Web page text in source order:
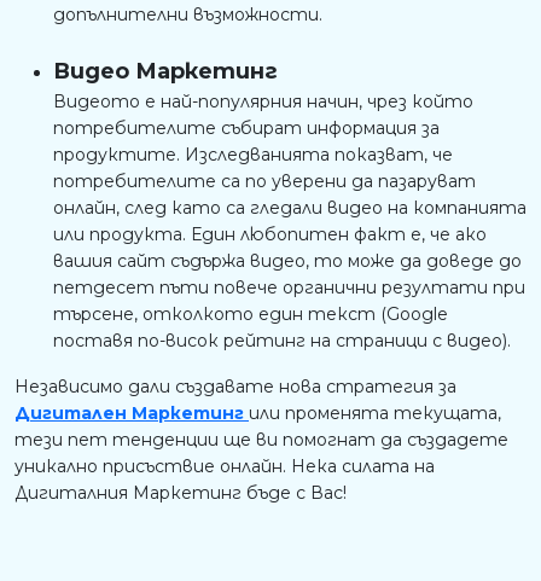
допълнителни възможности.
Видео Маркетинг
Видеото е най-популярния начин, чрез който
потребителите събират информация за
продуктите. Изследванията показват, че
потребителите са по уверени да пазаруват
онлайн, след като са гледали видео на компанията
или продукта. Един любопитен факт е, че ако
вашия сайт съдържа видео, то може да доведе до
петдесет пъти повече органични резултати при
търсене, отколкото един текст (Google
поставя по-висок рейтинг на страници с видео).
Независимо дали създавате нова стратегия за
Дигитален Маркетинг или променята текущата,
тези пет тенденции ще ви помогнат да създадете
уникално присъствие онлайн. Нека силата на
Дигиталния Маркетинг бъде с Вас!